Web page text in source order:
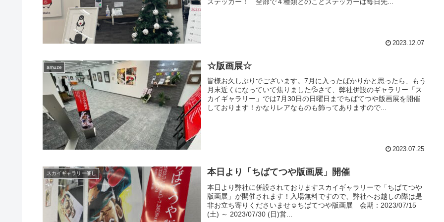
2023.12.07
amuze ☆版画展☆
皆様お久しぶりでございます。7月に入ったばかりかと思ったら、もう
月末近くになっていて焦りました💦さて、弊社併設のギャラリー「ス
カイギャラリー」では7月30日の日曜日までちばてつや版画展を開催
しております！かなりレアなものも飾ってありますので...
2023.07.25
スカイギャラリー催し 本日より「ちばてつや版画展」開催
本日より弊社に併設されておりますスカイギャラリーで「ちばてつや
版画展」が開催されます！入場無料ですので、弊社へお越しの際は是
非お立ち寄りくださいませ☺️ちばてつや版画展 会期：2023/07/15
(土) ～ 2023/07/30 (日)営...